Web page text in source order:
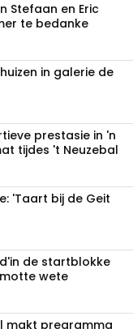
Stefaan en Eric
te bedanke
in galerie de
prestasie in 'n
tijdes 't Neuzebal
'Taart bij de Geit
de startblokke
wete
makt pregramma